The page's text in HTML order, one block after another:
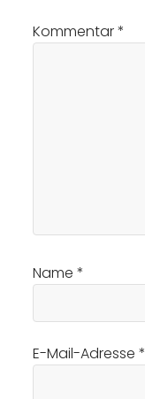
Kommentar*
Name*
E-Mail-Adresse*